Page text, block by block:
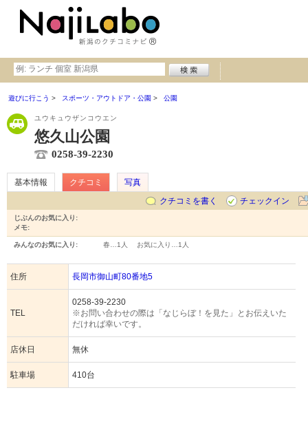
遊びに行こう スポーツ・アウトドア・公園 公園
ユウキュウザンコウエン
悠久山公園
0258-39-2230
基本情報 クチコミ
写真
クチコミを書く
チェックイン
じぶんのお気に入り:
メモ:
みんなのお気に入り: 春… 1人 お気に入り… 1人
住所 長岡市御山町80番地5
TEL
0258-39-2230
※お問い合わせの際は「なじらぼ！を見た」とお伝えいた
だければ幸いです。
店休日 無休
駐車場 410台